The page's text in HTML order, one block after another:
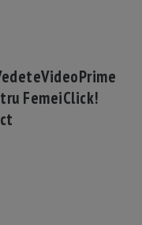
VideoPrime
FemeiClick!